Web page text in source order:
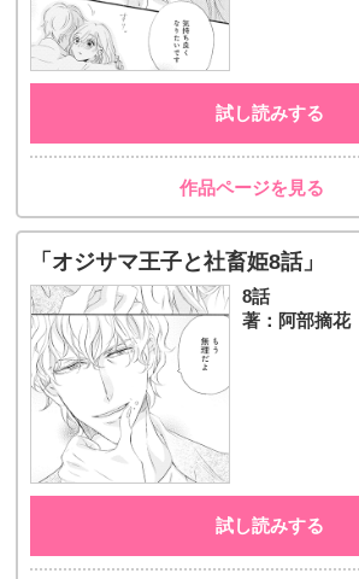
試し読みする
作品ページを見る
「オジサマ王子と社畜姫8話」
8話
著：阿部摘花
試し読みする